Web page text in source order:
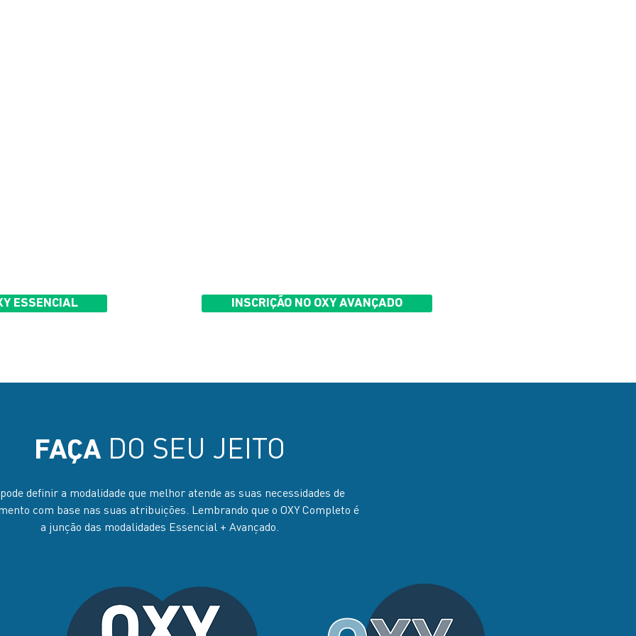
ESSENCIAL INSCRIÇÃO NO OXY AVANÇADO
FAÇA DO SEU JEITO
definir a modalidade que melhor atende as suas necessidades de
com base nas suas atribuições. Lembrando que o OXY Completo é
a junção das modalidades Essencial + Avançado.